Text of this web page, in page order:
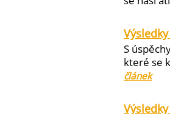
S
které se
článek